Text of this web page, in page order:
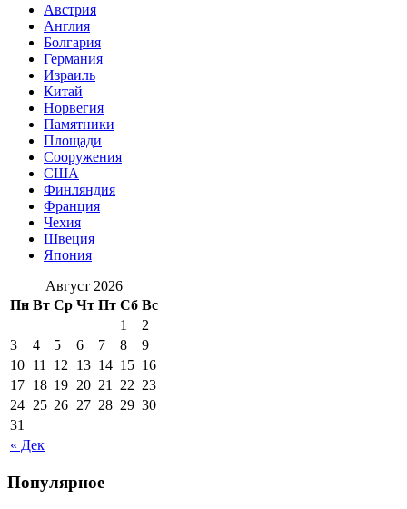
Австрия
Англия
Болгария
Германия
Израиль
Китай
Норвегия
Памятники
Площади
Сооружения
США
Финляндия
Франция
Чехия
Швеция
Япония
Август 2026
Пн Вт Ср Чт Пт Сб Вс
« Дек
1
2
3
4 5 6 7 8
9
10 11 12 13 14 15 16
17 18 19 20 21 22 23
24 25 26 27 28 29 30
31
Популярное